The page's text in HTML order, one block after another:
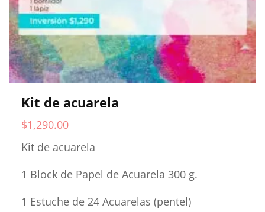
Kit de acuarela
$1,290.00
Kit de acuarela
1 Block de Papel de Acuarela 300 g.
1 Estuche de 24 Acuarelas (pentel)